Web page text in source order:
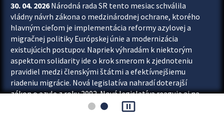
30. 04. 2026Národná rada SR tento mesiac schválila
vládny návrh zákona o medzinárodnej ochrane, ktorého
hlavným cieľom je implementácia reformy azylovej a
migračnej politiky Európskej únie a modernizácia
existujúcich postupov. Napriek výhradám k niektorým
aspektom solidarity ide o krok smerom k zjednoteniu
pravidiel medzi členskými štátmi a efektívnejšiemu
riadeniu migrácie. Nová legislatíva nahradí doterajší
zákon o azyle z roku 2002. Nová legislatíva reaguje aj na
vývoj posledného desaťročia, počas...
pause_presentation